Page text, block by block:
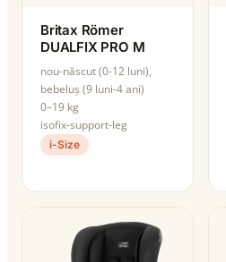
Britax Römer
DUALFIX PRO M
nou-născut (0-12 luni),
bebeluș (9 luni-4 ani)
0–19 kg
isofix-support-leg
i-Size